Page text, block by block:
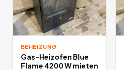
BEHEIZUNG
Gas-Heizofen Blue
Flame 4200 W mieten